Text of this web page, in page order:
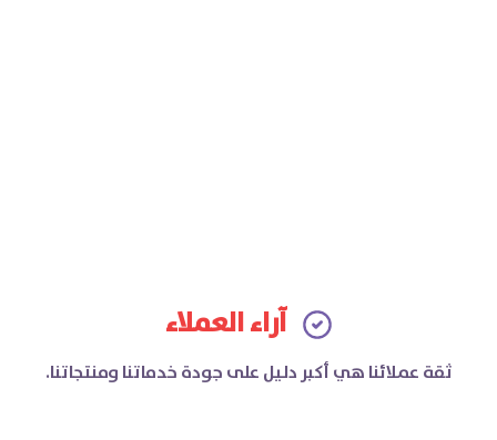
آراء العملاء
ثقة عملائنا هي أكبر دليل على جودة خدماتنا ومنتجاتنا.